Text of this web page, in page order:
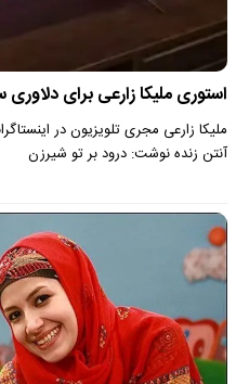
استوری ملیکا زارعی برای
ملیکا زارعی مجری تلویزیون در
آنتن زنده نوشت: درود بر تو شیرزن